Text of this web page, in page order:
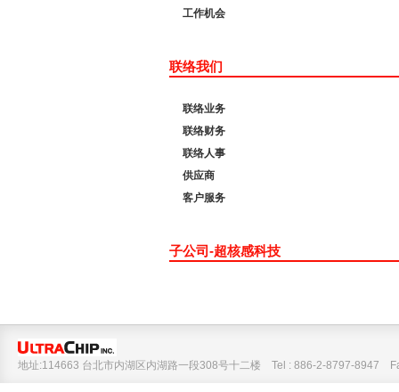
工作机会
联络我们
联络业务
联络财务
联络人事
供应商
客户服务
子公司-超核感科技
地址:114663 台北市内湖区内湖路一段308号十二楼 Tel : 886-2-8797-8947